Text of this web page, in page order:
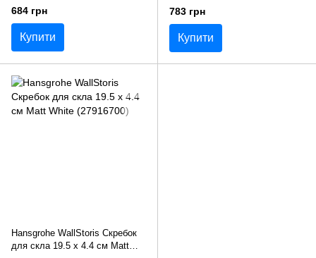
19.5x4.4 см, Sand (28913210)
684 грн
Купити
Black (27916670)
783 грн
Купити
Hansgrohe WallStoris Скребок
для скла 19.5 x 4.4 см Matt